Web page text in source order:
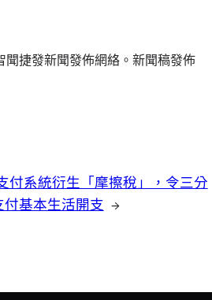
捷發新聞發佈網絡。新聞稿發佈
付系統衍生「摩擦稅」，令三分
基本生活開支 →